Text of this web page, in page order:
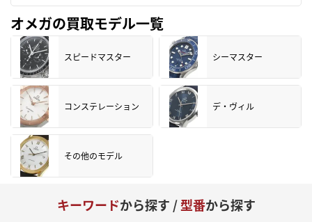
オメガの買取モデル一覧
スピードマスター シーマスター
コンステレーション デ・ヴィル
その他のモデル
キーワードから探す /型番から探す